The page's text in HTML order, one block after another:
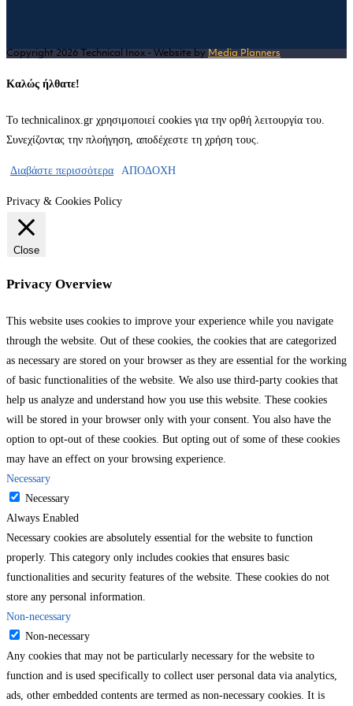
tab
new
Copyright 2026 Technical Inox - Website by Media Planners
Καλώς ήλθατε!
Το technicalinox.gr χρησιμοποιεί cookies για την ορθή λειτουργία του.
Συνεχίζοντας την πλοήγηση, αποδέχεστε τη χρήση τους.
Διαβάστε περισσότερα ΑΠΟΔΟΧΗ
Privacy & Cookies Policy
Close
Privacy Overview
This website uses cookies to improve your experience while you navigate
through the website. Out of these cookies, the cookies that are categorized
as necessary are stored on your browser as they are essential for the working
of basic functionalities of the website. We also use third-party cookies that
help us analyze and understand how you use this website. These cookies
will be stored in your browser only with your consent. You also have the
option to opt-out of these cookies. But opting out of some of these cookies
may have an effect on your browsing experience.
Necessary
Necessary
Always Enabled
Necessary cookies are absolutely essential for the website to function
properly. This category only includes cookies that ensures basic
functionalities and security features of the website. These cookies do not
store any personal information.
Non-necessary
Non-necessary
Any cookies that may not be particularly necessary for the website to
function and is used specifically to collect user personal data via analytics,
ads, other embedded contents are termed as non-necessary cookies. It is